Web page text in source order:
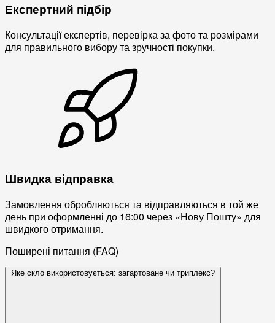
Експертний підбір
Консультації експертів, перевірка за фото та розмірами
для правильного вибору та зручності покупки.
Швидка відправка
Замовлення обробляються та відправляються в той же
день при оформленні до 16:00 через «Нову Пошту» для
швидкого отримання.
Поширені питання (FAQ)
Яке скло використовується: загартоване чи триплекс?